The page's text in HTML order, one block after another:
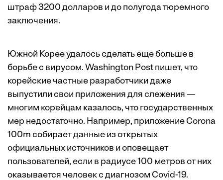
штраф 3200 долларов и до полугода тюремного
заключения.
Южной Корее удалось сделать еще больше в
борьбе с вирусом. Washington Post пишет, что
корейские частные разработчики даже
выпустили свои приложения для слежения —
многим корейцам казалось, что государственных
мер недостаточно. Например, приложение Corona
100m собирает данные из открытых
официальных источников и оповещает
пользователей, если в радиусе 100 метров от них
оказывается человек с диагнозом Covid-19.